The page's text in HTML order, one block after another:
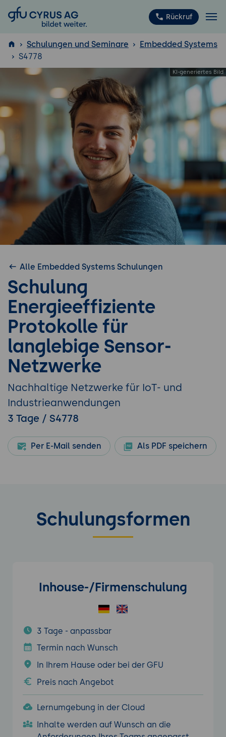
GFU Cyrus AG Rückruf
ISTQB ®
Schulungen und Seminare
Embedded Systems
S4778
Alle Embedded Systems Schulungen
Schulung
Energieeffiziente
Protokolle für
langlebige Sensor-
Netzwerke
Nachhaltige Netzwerke für IoT- und
Industrieanwendungen
3 Tage / S4778
Per E-Mail senden Als PDF speichern
Schulungsformen
Inhouse-/Firmenschulung
3 Tage - anpassbar
Termin nach Wunsch
In Ihrem Hause oder bei der GFU
Preis nach Angebot
Lernumgebung in der Cloud
Inhalte werden auf Wunsch an die